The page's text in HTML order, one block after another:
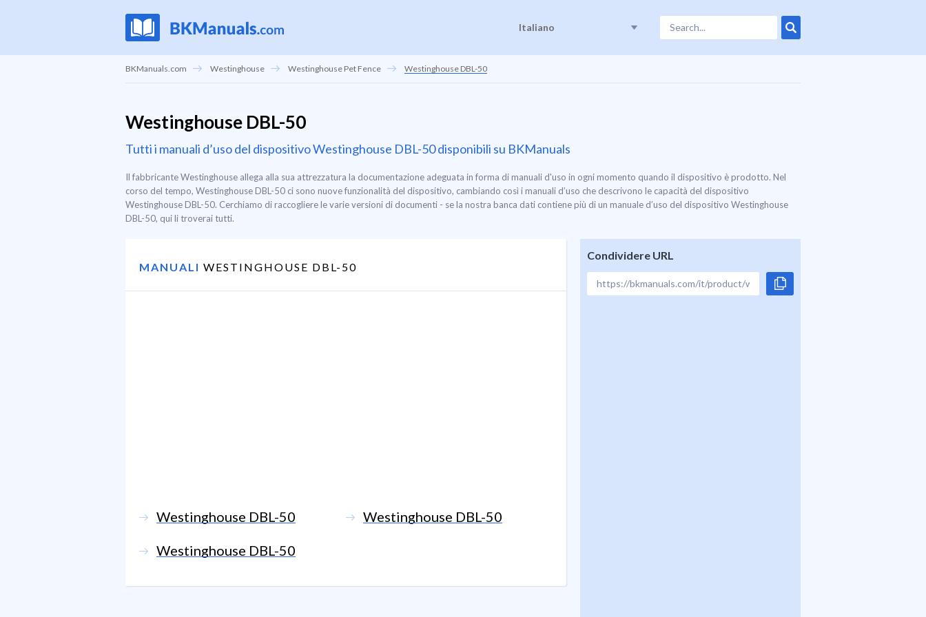
Italiano
BKManuals.com Westinghouse Westinghouse Pet Fence Westinghouse DBL-50
Westinghouse DBL-50
Tutti i manuali d’uso del dispositivo Westinghouse DBL-50 disponibili su BKManuals
Il fabbricante Westinghouse allega alla sua attrezzatura la documentazione adeguata in forma di manuali d'uso in ogni momento quando il dispositivo è prodotto. Nel
corso del tempo, Westinghouse DBL-50 ci sono nuove funzionalità del dispositivo, cambiando così i manuali d’uso che descrivono le capacità del dispositivo
Westinghouse DBL-50. Cerchiamo di raccogliere le varie versioni di documenti - se la nostra banca dati contiene più di un manuale d’uso del dispositivo Westinghouse
DBL-50, qui li troverai tutti.
MANUALI WESTINGHOUSE DBL-50
Westinghouse DBL-50 Westinghouse DBL-50
Westinghouse DBL-50
Condividere URL